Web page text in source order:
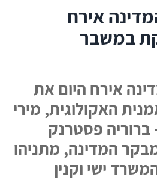
אירח
במשבר
אירח היום את
האקולוגית, מירי
ברוריה פסטרנק
המדינה, מתניהו
ישי וקנין